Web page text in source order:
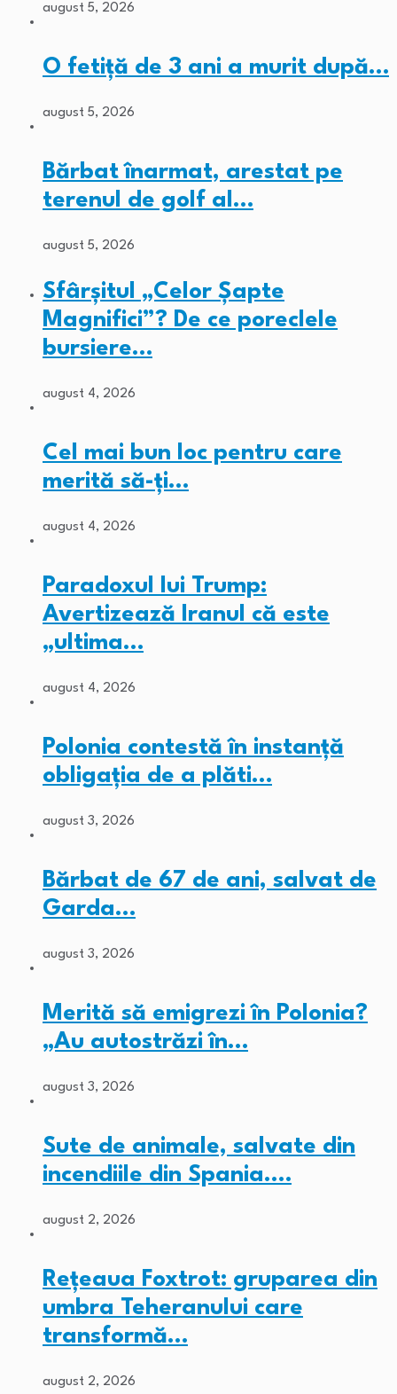
august 5, 2026
O fetiță de 3 ani a murit după…
august 5, 2026
Bărbat înarmat, arestat pe
terenul de golf al…
august 5, 2026
Sfârșitul „Celor Șapte
Magnifici”? De ce poreclele
bursiere…
august 4, 2026
Cel mai bun loc pentru care
merită să-ți…
august 4, 2026
Paradoxul lui Trump:
Avertizează Iranul că este
„ultima…
august 4, 2026
Polonia contestă în instanță
obligația de a plăti…
august 3, 2026
Bărbat de 67 de ani, salvat de
Garda…
august 3, 2026
Merită să emigrezi în Polonia?
„Au autostrăzi în…
august 3, 2026
Sute de animale, salvate din
incendiile din Spania.…
august 2, 2026
Rețeaua Foxtrot: gruparea din
umbra Teheranului care
transformă…
august 2, 2026